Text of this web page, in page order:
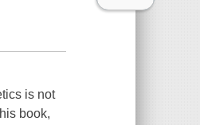
is not
book,